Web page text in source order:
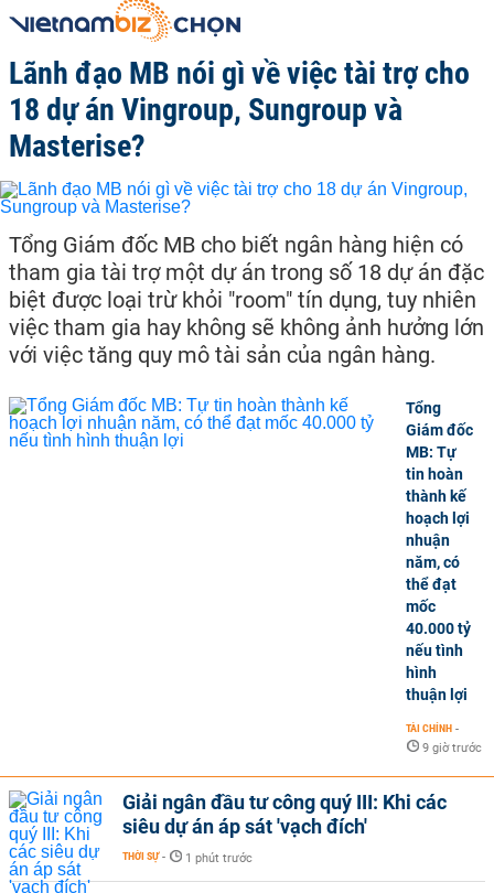
Lãnh đạo MB nói gì về việc tài trợ cho
18 dự án Vingroup, Sungroup và
Masterise?
Tổng Giám đốc MB cho biết ngân hàng hiện có
tham gia tài trợ một dự án trong số 18 dự án đặc
biệt được loại trừ khỏi "room" tín dụng, tuy nhiên
việc tham gia hay không sẽ không ảnh hưởng lớn
với việc tăng quy mô tài sản của ngân hàng.
Tổng
Giám đốc
MB: Tự
tin hoàn
thành kế
hoạch lợi
nhuận
năm, có
thể đạt
mốc
40.000 tỷ
nếu tình
hình
thuận lợi
TÀI CHÍNH -
9 giờ trước
Giải ngân đầu tư công quý III: Khi các
siêu dự án áp sát 'vạch đích'
THỜI SỰ - 1 phút trước